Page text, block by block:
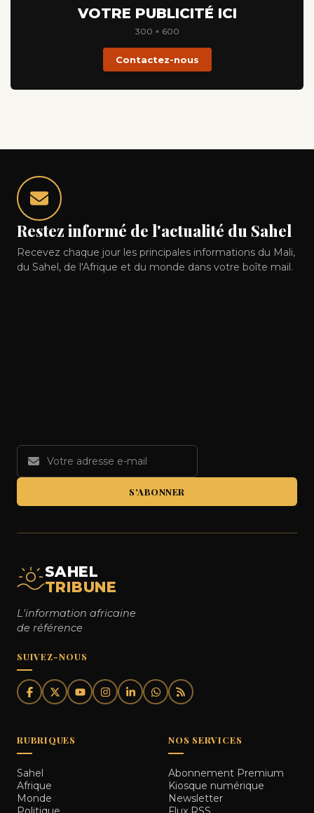
VOTRE PUBLICITÉ ICI
300 × 600
Contactez-nous
Restez informé de l'actualité du Sahel
Recevez chaque jour les principales informations du Mali,
du Sahel, de l'Afrique et du monde dans votre boîte mail.
S'ABONNER
SAHEL
TRIBUNE
L'information africaine
de référence
SUIVEZ-NOUS
RUBRIQUES
Sahel
Afrique
Monde
NOS SERVICES
Abonnement Premium
Kiosque numérique
Newsletter